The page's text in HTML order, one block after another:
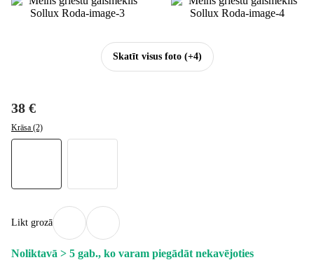
Skatīt visus foto(+4)
38 €
Krāsa (2)
Likt grozā
Noliktavā > 5 gab., ko varam piegādāt nekavējoties